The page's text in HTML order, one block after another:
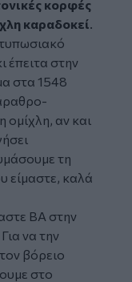
κορφές
καραδοκεί.
έπειτα στην
στα 1548
ομίχλη, αν και
τη
είμαστε, καλά
ΒΑ στην
να την
βόρειο
στο